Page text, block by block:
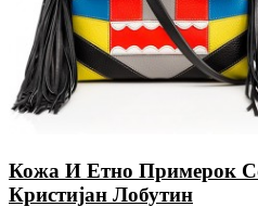
Кожа И Етно Примерок
Кристијан Лобутин